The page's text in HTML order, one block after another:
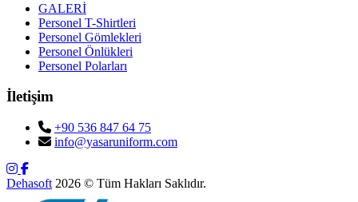
GALERİ
Personel T-Shirtleri
Personel Gömlekleri
Personel Önlükleri
Personel Polarları
İletişim
+90 536 847 64 75
info@yasaruniform.com
Dehasoft 2026 © Tüm Hakları Saklıdır.